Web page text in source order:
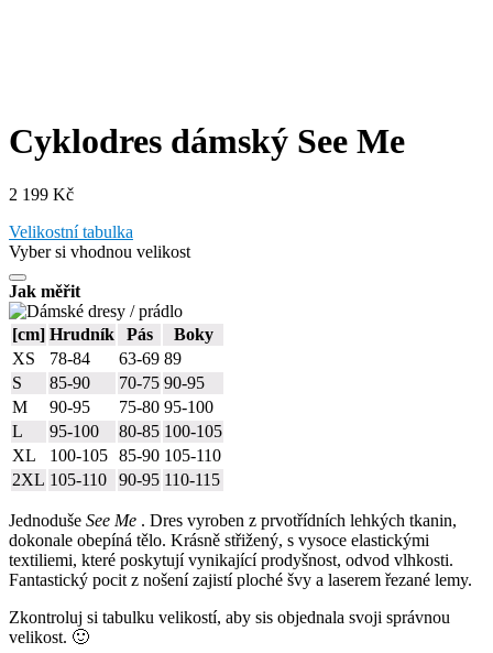
Cyklodres dámský See Me
2 199 Kč
Velikostní tabulka
Vyber si vhodnou velikost
Jak měřit
[cm] Hrudník Pás
Boky
XS
78-84 63-69 89
S
85-90 70-75 90-95
M
90-95 75-80 95-100
L
95-100 80-85 100-105
XL
100-105 85-90 105-110
2XL 105-110 90-95 110-115
Jednoduše See Me . Dres vyroben z prvotřídních lehkých tkanin,
dokonale obepíná tělo. Krásně střižený, s vysoce elastickými
textiliemi, které poskytují vynikající prodyšnost, odvod vlhkosti.
Fantastický pocit z nošení zajistí ploché švy a laserem řezané lemy.
Zkontroluj si tabulku velikostí, aby sis objednala svoji správnou
velikost. 🙂